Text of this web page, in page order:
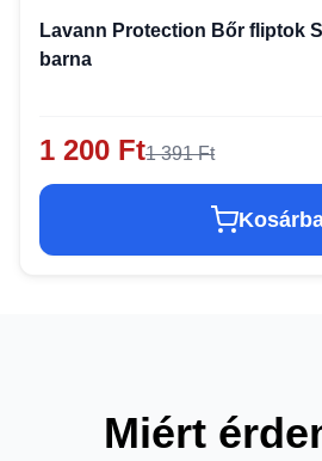
Lavann Protection Bőr fliptok
barna
1 200 Ft1 391 Ft
Miért